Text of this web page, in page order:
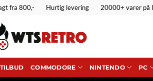
fra 800,- Hurtig levering 20000+ varer på
TILBUD COMMODORE NINTENDO PC